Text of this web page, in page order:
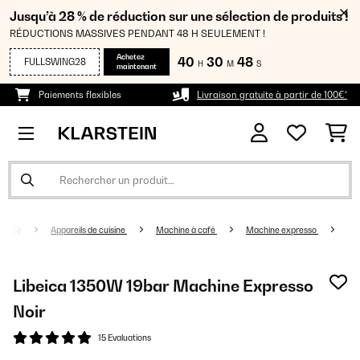
Jusqu’à 28 % de réduction sur une sélection de produits !
RÉDUCTIONS MASSIVES PENDANT 48 H SEULEMENT !
FULLSWING28
Achetez
maintenant
40 H 30 M 48 S
Paiements flexibles Livraison gratuite à partir de 100€*
Appareils de cuisine Machine à café Machine expresso
Libeica 1350W 19bar Machine Expresso
Noir
15 Evaluations